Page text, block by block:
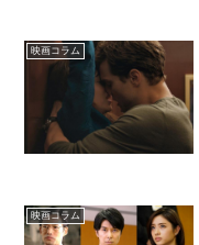
映画コラム
映画コラム